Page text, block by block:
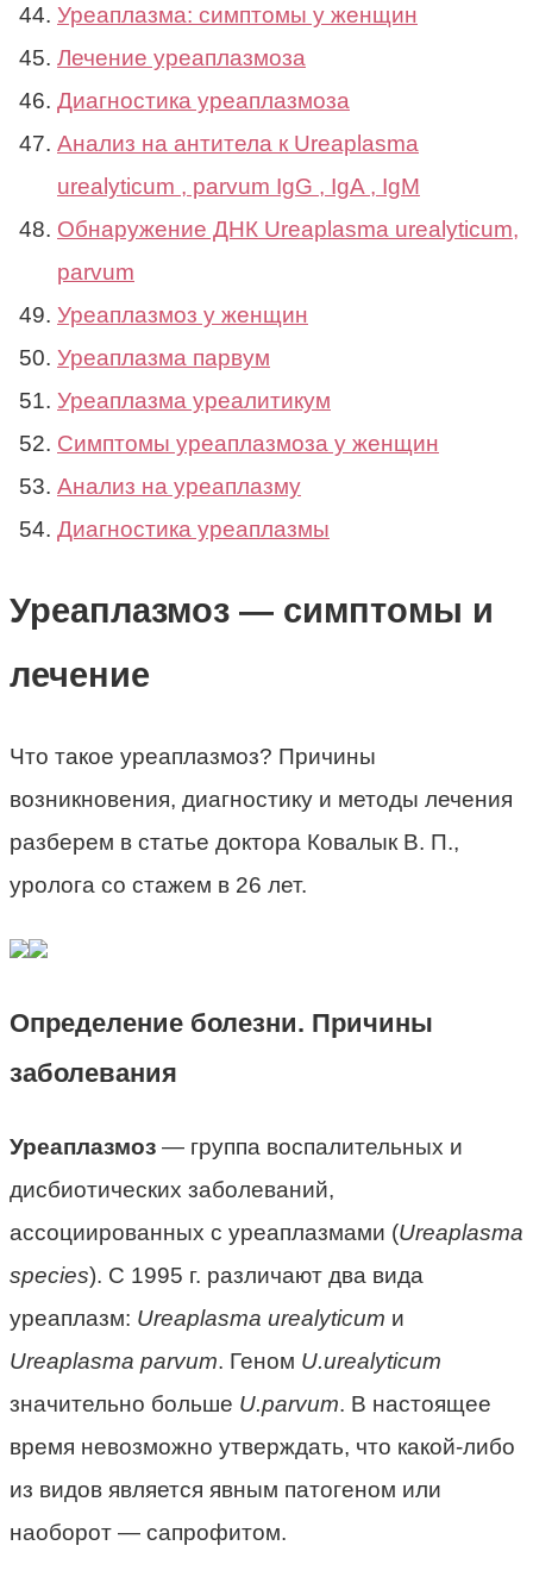
Уреаплазма: симптомы у женщин
Лечение уреаплазмоза
Диагностика уреаплазмоза
Анализ на антитела к Ureaplasma
urealyticum , parvum IgG , IgA , IgM
Обнаружение ДНК Ureaplasma urealyticum,
parvum
Уреаплазмоз у женщин
Уреаплазма парвум
Уреаплазма уреалитикум
Симптомы уреаплазмоза у женщин
Анализ на уреаплазму
Диагностика уреаплазмы
Уреаплазмоз — симптомы и
лечение
Что такое уреаплазмоз? Причины
возникновения, диагностику и методы лечения
разберем в статье доктора Ковалык В. П.,
уролога со стажем в 26 лет.
Определение болезни. Причины
заболевания
Уреаплазмоз — группа воспалительных и
дисбиотических заболеваний,
ассоциированных с уреаплазмами (Ureaplasma
species). С 1995 г. различают два вида
уреаплазм: Ureaplasma urealyticum и
Ureaplasma parvum. Геном U.urealyticum
значительно больше U.parvum. В настоящее
время невозможно утверждать, что какой-либо
из видов является явным патогеном или
наоборот — сапрофитом.